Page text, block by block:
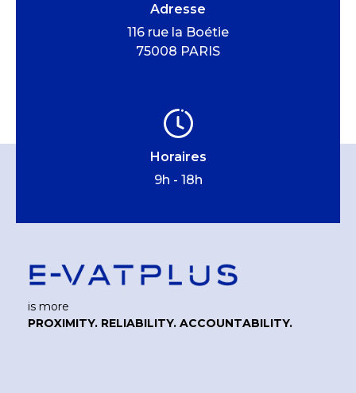
Adresse
116 rue la Boétie
75008 PARIS
Horaires
9h - 18h
is more
PROXIMITY. RELIABILITY. ACCOUNTABILITY.